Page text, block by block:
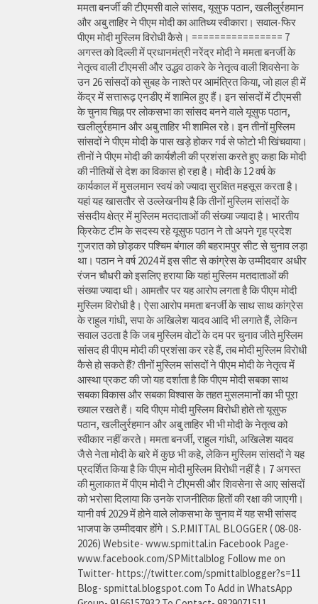
ममता बनर्जी की टीएमसी वाले सांसद, यूसुफ पठान, खलीलुर्रहमान
और अबु ताहिर ने पीएम मोदी का आतिथ्य स्वीकारा। सवाल-फिर
पीएम मोदी मुस्लिम विरोधी कैसे। ================ 7
अगस्त को दिल्ली में प्रधानमंत्री नरेंद्र मोदी ने ममता बनर्जी के
नेतृत्व वाली टीएमसी और उद्धव ठाकरे के नेतृत्व वाली शिवसेना के
उन 26 सांसदों को सुबह के नाश्ते पर आमंत्रित किया, जो हाल ही में
केंद्र में सत्तारूढ़ एनडीए में शामिल हुए हैं। इन सांसदों में टीएमसी
के चुनाव चिह्न पर लोकसभा का सांसद बनने वाले यूसुफ पठान,
खलीलुर्रहमान और अबु ताहिर भी शामिल रहे। इन तीनों मुस्लिम
सांसदों ने पीएम मोदी के पास खड़े होकर गर्व से फोटो भी खिंचवाया।
तीनों ने पीएम मोदी की कार्यशैली की प्रशंसा करते हुए कहा कि मोदी
की नीतियों से देश का विकास हो रहा है। मोदी के 12 वर्ष के
कार्यकाल में मुसलमान स्वयं को ज्यादा सुरक्षित महसूस करता है।
यहां यह खासतौर से उल्लेखनीय है कि तीनों मुस्लिम सांसदों के
संसदीय क्षेत्र में मुस्लिम मतदाताओं की संख्या ज्यादा है। भारतीय
क्रिकेट टीम के सदस्य रहे यूसुफ पठान ने तो अपने गृह प्रदेश
गुजरात को छोड़कर पश्चिम बंगाल की बहरामपुर सीट से चुनाव लड़ा
था। पठान ने वर्ष 2024 में इस सीट से कांग्रेस के उम्मीदवार अधीर
रंजन चौधरी को इसलिए हराया कि यहां मुस्लिम मतदाताओं की
संख्या ज्यादा थी। आमतौर पर यह आरोप लगता है कि पीएम मोदी
मुस्लिम विरोधी है। ऐसा आरोप ममता बनर्जी के साथ साथ कांग्रेस
के राहुल गांधी, सपा के अखिलेश यादव आदि भी लगाते हैं, लेकिन
सवाल उठता है कि जब मुस्लिम वोटों के दम पर चुनाव जीते मुस्लिम
सांसद ही पीएम मोदी की प्रशंसा कर रहे हैं, तब मोदी मुस्लिम विरोधी
कैसे हो सकते हैं? तीनों मुस्लिम सांसदों ने पीएम मोदी के नेतृत्व में
आस्था प्रकट की जो यह दर्शाता है कि पीएम मोदी सबका साथ
सबका विकास और सबका विश्वास के तहत मुसलमानों का भी पूरा
ख्याल रखते हैं। यदि पीएम मोदी मुस्लिम विरोधी होते तो यूसुफ
पठान, खलीलुर्रहमान और अबु ताहिर भी भी मोदी के नेतृत्व को
स्वीकार नहीं करते। ममता बनर्जी, राहुल गांधी, अखिलेश यादव
जैसे नेता मोदी के बारे में कुछ भी कहे, लेकिन मुस्लिम सांसदों ने यह
प्रदर्शित किया है कि पीएम मोदी मुस्लिम विरोधी नहीं है। 7 अगस्त
की मुलाकात में पीएम मोदी ने टीएमसी और शिवसेना से आए सांसदों
को भरोसा दिलाया कि उनके राजनीतिक हितों की रक्षा की जाएगी।
यानी वर्ष 2029 में होने वाले लोकसभा के चुनाव में यह सभी सांसद
भाजपा के उम्मीदवार होंगे। S.P.MITTAL BLOGGER ( 08-08-
2026) Website- www.spmittal.in Facebook Page-
www.facebook.com/SPMittalblog Follow me on
Twitter- https://twitter.com/spmittalblogger?s=11
Blog- spmittal.blogspot.com To Add in WhatsApp